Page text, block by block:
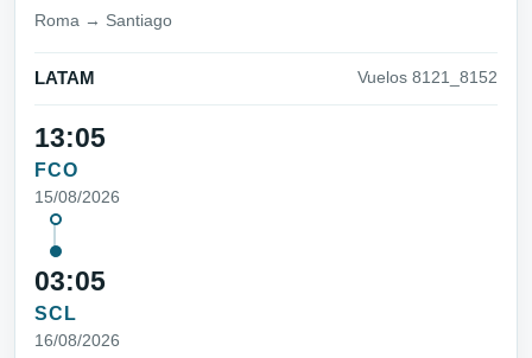
Roma → Santiago
LATAM Vuelos 8121_8152
13:05
FCO
15/08/2026
03:05
SCL
16/08/2026